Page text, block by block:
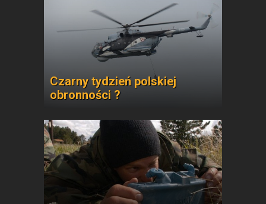
Czarny tydzień polskiej
obronności ?